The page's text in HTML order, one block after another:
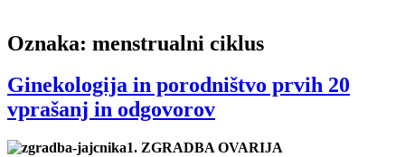
Oznaka: menstrualni ciklus
Ginekologija in porodništvo prvih 20
vprašanj in odgovorov
1. ZGRADBA OVARIJA